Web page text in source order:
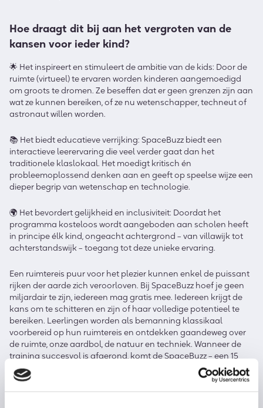
Hoe draagt dit bij aan het vergroten van de
kansen voor ieder kind?
🌟 Het inspireert en stimuleert de ambitie van de kids: Door de
ruimte (virtueel) te ervaren worden kinderen aangemoedigd
om groots te dromen. Ze beseffen dat er geen grenzen zijn aan
wat ze kunnen bereiken, of ze nu wetenschapper, techneut of
astronaut willen worden.
📚 Het biedt educatieve verrijking: SpaceBuzz biedt een
interactieve leerervaring die veel verder gaat dan het
traditionele klaslokaal. Het moedigt kritisch én
probleemoplossend denken aan en geeft op speelse wijze een
dieper begrip van wetenschap en technologie.
🌍 Het bevordert gelijkheid en inclusiviteit: Doordat het
programma kosteloos wordt aangeboden aan scholen heeft
in principe élk kind, ongeacht achtergrond – van villawijk tot
achterstandswijk – toegang tot deze unieke ervaring.
Een ruimtereis puur voor het plezier kunnen enkel de puissant
rijken der aarde zich veroorloven. Bij SpaceBuzz hoef je geen
miljardair te zijn, iedereen mag gratis mee. Iedereen krijgt de
kans om te schitteren en zijn of haar volledige potentieel te
bereiken. Leerlingen worden als bemanning klassikaal
voorbereid op hun ruimtereis en ontdekken gaandeweg over
de ruimte, onze aardbol, de natuur en techniek. Wanneer de
training succesvol is afgerond, komt de SpaceBuzz – een 15
meter lang raketvoertuig, voorzien van de nieuwste 4D Virtual
Reality technologie – daadwerkelijk naar school. Aan boord
reizen leerlingen met commandant André Kuipers naar de